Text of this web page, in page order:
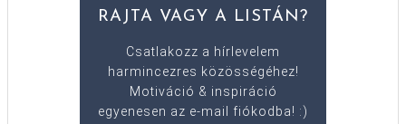
RAJTA VAGY A LISTÁN?
Csatlakozz a hírlevelem
harmincezres közösségéhez!
Motiváció & inspiráció
egyenesen az e-mail fiókodba! :)